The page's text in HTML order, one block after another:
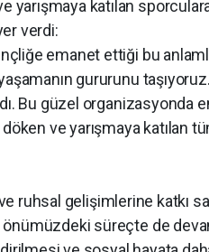
yarışmaya katılan
verdi:
emanet ettiği bu
gururunu
Bu güzel organizasyonda
ve yarışmaya katılan
ruhsal gelişimlerine katkı
süreçte de